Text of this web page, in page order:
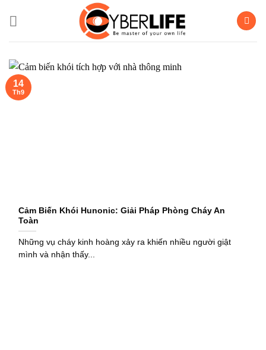
Cảm Biến Khói Hunonic: Giải Pháp Phòng Cháy An
Toàn
Những vụ cháy kinh hoàng xảy ra khiến nhiều người giật
mình và nhận thấy...
14
Th9